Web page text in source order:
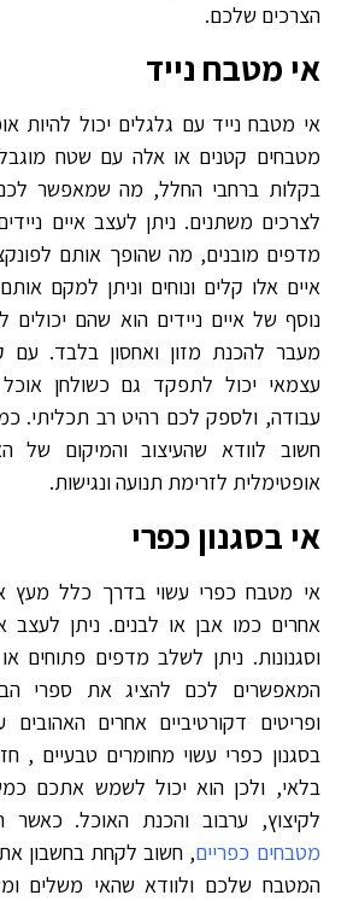
הצרכים שלכם.
אי מטבח נייד
אי מטבח נייד עם גלגלים יכול להיות
מטבחים קטנים או אלה עם שטח מוגבל.
בקלות ברחבי החלל, מה שמאפשר
לצרכים משתנים. ניתן לעצב איים
מדפים מובנים, מה שהופך אותם
איים אלו קלים ונוחים וניתן למקם
נוסף של איים ניידים הוא שהם
מעבר להכנת מזון ואחסון בלבד. עם
עצמאי יכול לתפקד גם כשולחן
עבודה, ולספק לכם רהיט רב תכליתי.
חשוב לוודא שהעיצוב והמיקום של
אופטימלית לזרימת תנועה ונגישות.
אי בסגנון כפרי
אי מטבח כפרי עשוי בדרך כלל מעץ
אחרים כמו אבן או לבנים. ניתן לעצב
וסגנונות. ניתן לשלב מדפים פתוחים
המאפשרים לכם להציג את ספרי
ופריטים דקורטיביים אחרים
בסגנון כפרי עשוי מחומרים טבעיים ,
בלאי, ולכן הוא יכול לשמש אתכם
לקיצוץ, ערבוב והכנת האוכל. כאשר
מטבחים כפריים, חשוב לקחת בחשבון
המטבח שלכם ולוודא שהאי משלים